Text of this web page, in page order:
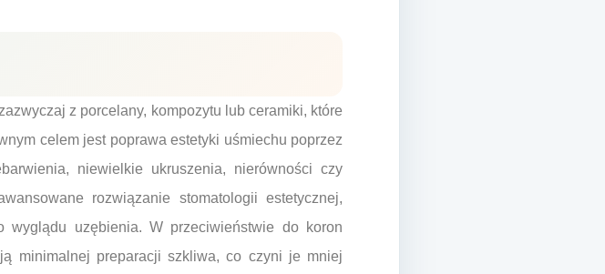
z porcelany, kompozytu lub ceramiki, które
celem jest poprawa estetyki uśmiechu poprzez
niewielkie ukruszenia, nierówności czy
rozwiązanie stomatologii estetycznej,
wyglądu uzębienia. W przeciwieństwie do koron
minimalnej preparacji szkliwa, co czyni je mniej